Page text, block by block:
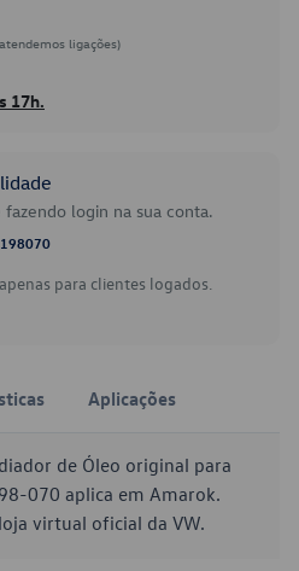
ligações)
17h.
login na sua conta.
para clientes logados.
Aplicações
de Óleo original para
070 aplica em Amarok.
virtual oficial da VW.